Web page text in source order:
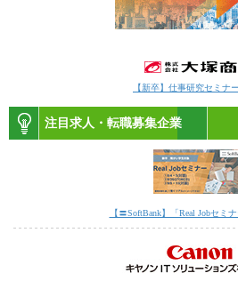
【新卒】仕事研究セミナ
注目求人・転職募集企業
【〓SoftBank】「Real Jobセミ